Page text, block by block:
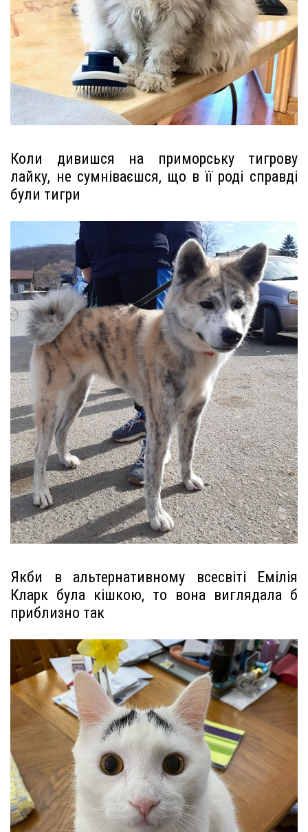
Коли дивишся на приморську тигрову
лайку, не сумніваєшся, що в її роді справді
були тигри
Якби в альтернативному всесвіті Емілія
Кларк була кішкою, то вона виглядала б
приблизно так